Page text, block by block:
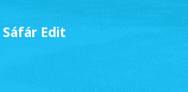
Sáfár Edit